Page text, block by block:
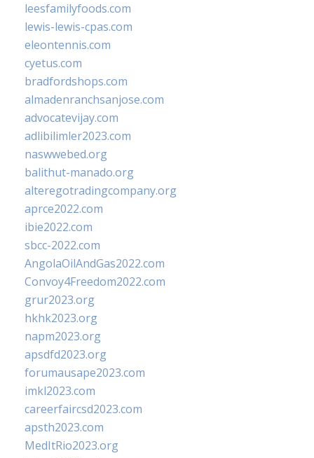
leesfamilyfoods.com
lewis-lewis-cpas.com
eleontennis.com
cyetus.com
bradfordshops.com
almadenranchsanjose.com
advocatevijay.com
adlibilimler2023.com
naswwebed.org
balithut-manado.org
alteregotradingcompany.org
aprce2022.com
ibie2022.com
sbcc-2022.com
AngolaOilAndGas2022.com
Convoy4Freedom2022.com
grur2023.org
hkhk2023.org
napm2023.org
apsdfd2023.org
forumausape2023.com
imkl2023.com
careerfaircsd2023.com
apsth2023.com
MedItRio2023.org